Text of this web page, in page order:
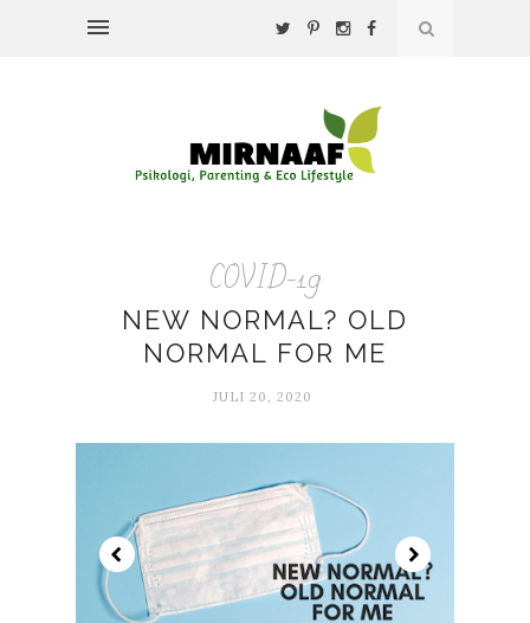
COVID-19
NEW NORMAL? OLD
NORMAL FOR ME
JULI 20, 2020